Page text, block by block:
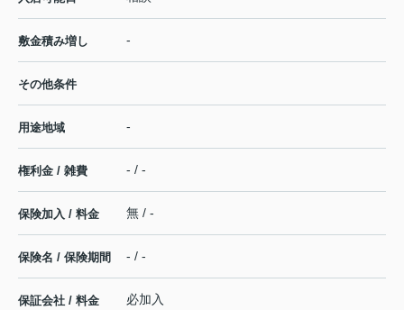
敷金積み増し -
その他条件
用途地域 -
権利金 / 雑費 - / -
保険加入 / 料金 無 / -
保険名 / 保険期間 - / -
保証会社 / 料金
必加入